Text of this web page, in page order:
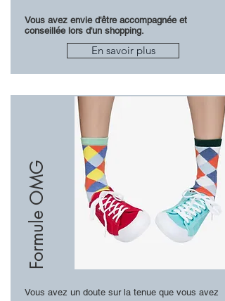
Vous avez envie d'être accompagnée et
conseillée lors d'un shopping.
En savoir plus
Formule OMG
Vous avez un doute sur la tenue que vous avez